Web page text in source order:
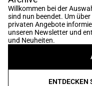
Willkommen bei der
sind nun beendet. Um
privaten Angebote
unseren Newsletter und
und Neuheiten.
ENTDECKEN